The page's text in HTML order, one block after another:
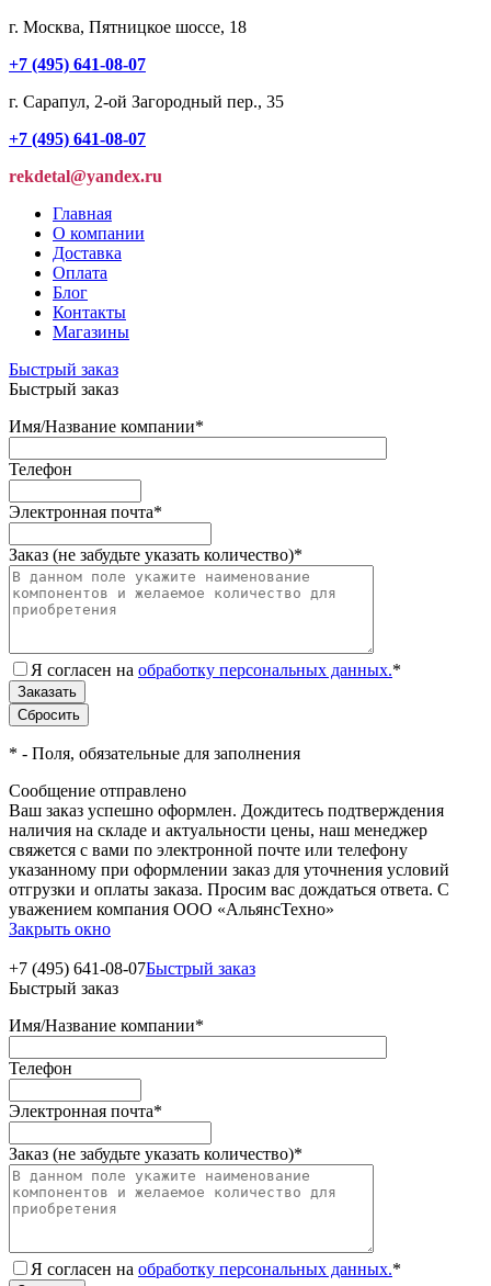
г. Москва, Пятницкое шоссе, 18
+7 (495) 641-08-07
г. Сарапул, 2-ой Загородный пер., 35
+7 (495) 641-08-07
rekdetal@yandex.ru
Главная
О компании
Доставка
Оплата
Блог
Контакты
Магазины
Быстрый заказ
Быстрый заказ
Имя/Название компании*
Телефон
Электронная почта*
Заказ (не забудьте указать количество)*
Я согласен на обработку персональных данных.*
* - Поля, обязательные для заполнения
Сообщение отправлено
Ваш заказ успешно оформлен. Дождитесь подтверждения
наличия на складе и актуальности цены, наш менеджер
свяжется с вами по электронной почте или телефону
указанному при оформлении заказ для уточнения условий
отгрузки и оплаты заказа. Просим вас дождаться ответа. С
уважением компания ООО «АльянсТехно»
Закрыть окно
+7 (495) 641-08-07Быстрый заказ
Быстрый заказ
Имя/Название компании*
Телефон
Электронная почта*
Заказ (не забудьте указать количество)*
Я согласен на обработку персональных данных.*